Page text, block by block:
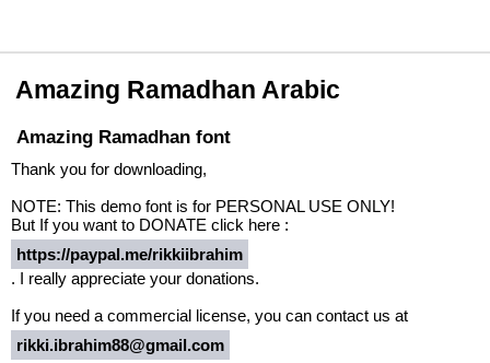
Amazing Ramadhan Arabic
Amazing Ramadhan font
Thank you for downloading,
NOTE: This demo font is for PERSONAL USE ONLY!
But If you want to DONATE click here :
https://paypal.me/rikkiibrahim
. I really appreciate your donations.
If you need a commercial license, you can contact us at
rikki.ibrahim88@gmail.com